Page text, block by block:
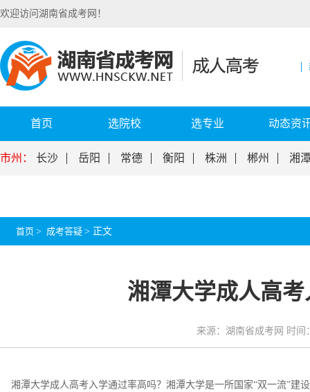
欢迎访问湖南省成考网！
首页 选院校 选专业 动态资
市州： 长沙 岳阳 常德 衡阳 株洲 郴州 湘
首页 > 成考答疑 > 正文
湘潭大学成人高
来源：湖南省成考网 时间
湘潭大学成人高考入学通过率高吗？湘潭大学是一所国家“双一流”建